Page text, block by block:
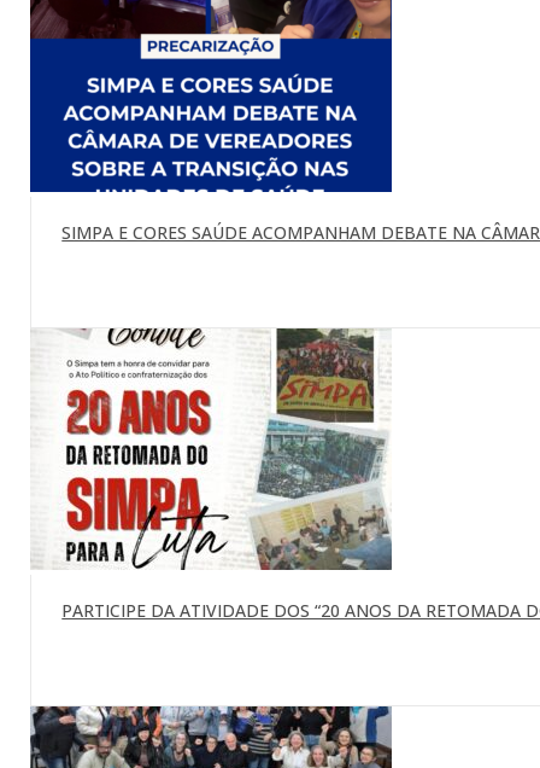
SIMPA E CORES SAÚDE ACOMPANHAM DEBATE NA
PARTICIPE DA ATIVIDADE DOS “20 ANOS DA RETOMADA